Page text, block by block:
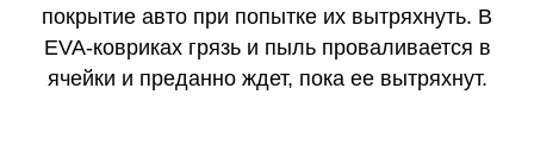
покрытие авто при попытке их вытряхнуть. В
EVA-ковриках грязь и пыль проваливается в
ячейки и преданно ждет, пока ее вытряхнут.